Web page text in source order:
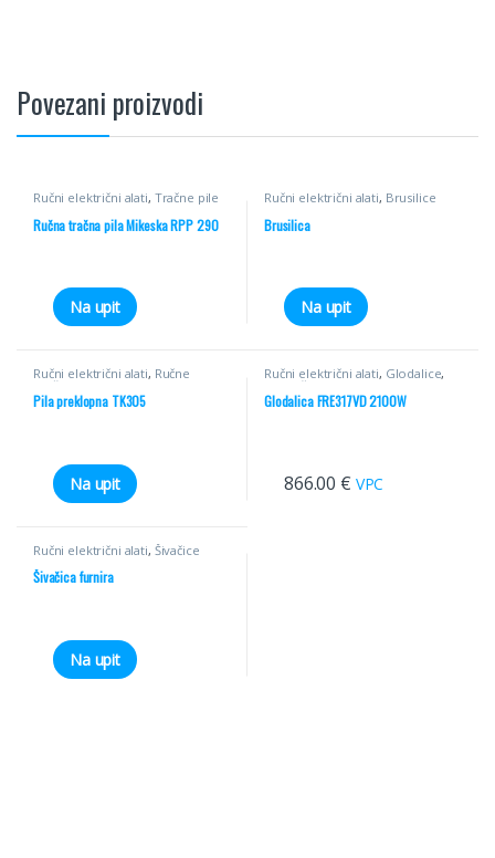
Povezani proizvodi
Ručni električni alati, Tračne pile
Ručna tračna pila Mikeska RPP 290
Na upit
Ručni električni alati, Brusilice
Brusilica
Na upit
Ručni električni alati, Ručne
kružne pile
Pila preklopna TK305
Na upit
Ručni električni alati, Glodalice,
Električni alati
Glodalica FRE317VD 2100W
866.00 € VPC
Ručni električni alati, Šivačice
Šivačica furnira
Na upit